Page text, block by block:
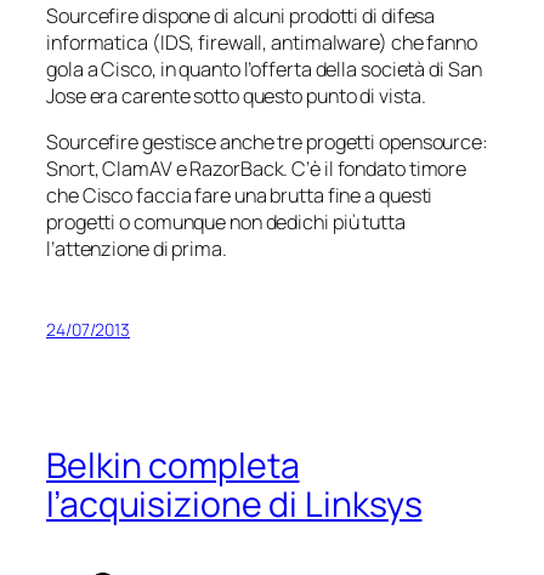
Sourcefire dispone di alcuni prodotti di difesa
informatica (IDS, firewall, antimalware) che fanno
gola a Cisco, in quanto l’offerta della società di San
Jose era carente sotto questo punto di vista.
Sourcefire gestisce anche tre progetti opensource:
Snort, ClamAV e RazorBack. C’è il fondato timore
che Cisco faccia fare una brutta fine a questi
progetti o comunque non dedichi più tutta
l’attenzione di prima.
24/07/2013
Belkin completa
l’acquisizione di Linksys